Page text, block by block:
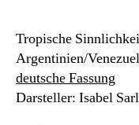
Tropische
Argentinien/
deutsche Fassung
Darsteller: Isabel